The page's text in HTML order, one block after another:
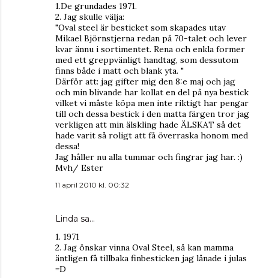
1.De grundades 1971.
2. Jag skulle välja:
"Oval steel är besticket som skapades utav
Mikael Björnstjerna redan på 70-talet och lever
kvar ännu i sortimentet. Rena och enkla former
med ett greppvänligt handtag, som dessutom
finns både i matt och blank yta. "
Därför att: jag gifter mig den 8:e maj och jag
och min blivande har kollat en del på nya bestick
vilket vi måste köpa men inte riktigt har pengar
till och dessa bestick i den matta färgen tror jag
verkligen att min älskling hade ÄLSKAT så det
hade varit så roligt att få överraska honom med
dessa!
Jag håller nu alla tummar och fingrar jag har. :)
Mvh/ Ester
11 april 2010 kl. 00:32
Linda sa…
1. 1971
2. Jag önskar vinna Oval Steel, så kan mamma
äntligen få tillbaka finbesticken jag lånade i julas
=D